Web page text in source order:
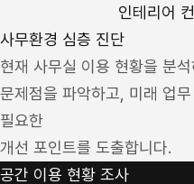
인테리어
사무환경 심층 진단
현재 사무실 이용 현황을 분석
문제점을 파악하고, 미래 업무
필요한
개선 포인트를 도출합니다.
공간 이용 현황 조사